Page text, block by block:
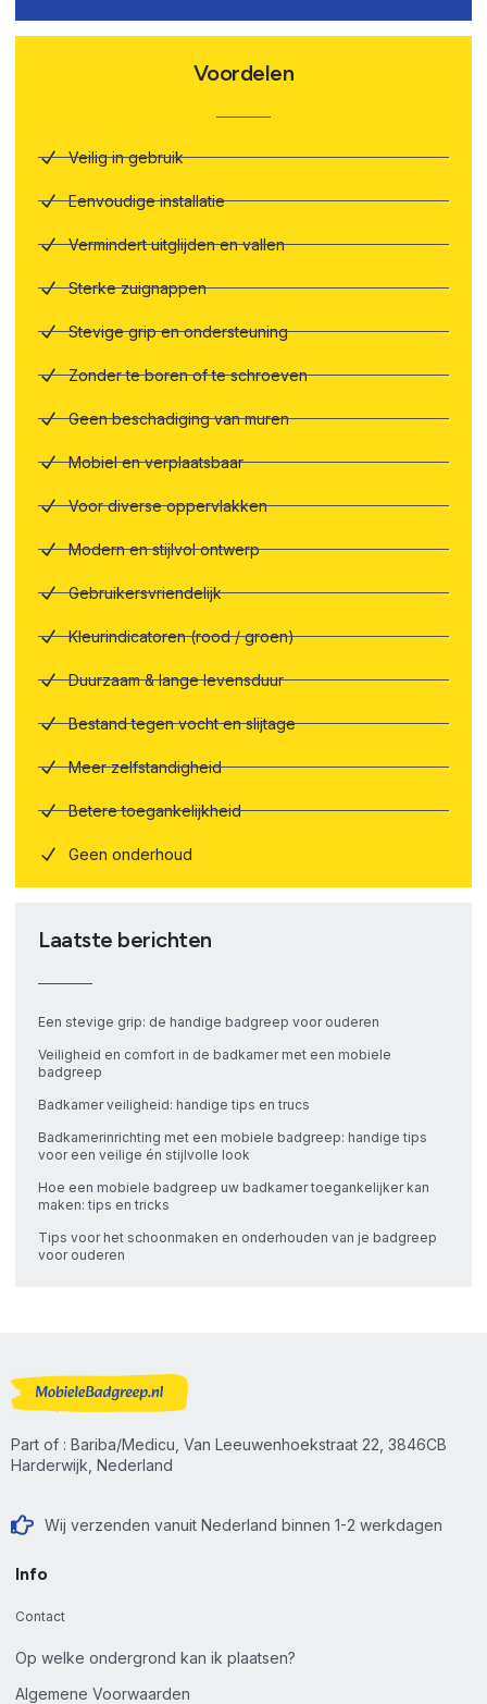
Voordelen
Veilig in gebruik
Eenvoudige installatie
Vermindert uitglijden en vallen
Sterke zuignappen
Stevige grip en ondersteuning
Zonder te boren of te schroeven
Geen beschadiging van muren
Mobiel en verplaatsbaar
Voor diverse oppervlakken
Modern en stijlvol ontwerp
Gebruikersvriendelijk
Kleurindicatoren (rood / groen)
Duurzaam & lange levensduur
Bestand tegen vocht en slijtage
Meer zelfstandigheid
Betere toegankelijkheid
Geen onderhoud
Laatste berichten
Een stevige grip: de handige badgreep voor ouderen
Veiligheid en comfort in de badkamer met een mobiele
badgreep
Badkamer veiligheid: handige tips en trucs
Badkamerinrichting met een mobiele badgreep: handige tips
voor een veilige én stijlvolle look
Hoe een mobiele badgreep uw badkamer toegankelijker kan
maken: tips en tricks
Tips voor het schoonmaken en onderhouden van je badgreep
voor ouderen
Part of : Bariba/Medicu, Van Leeuwenhoekstraat 22, 3846CB
Harderwijk, Nederland
Wij verzenden vanuit Nederland binnen 1-2 werkdagen
Info
Contact
Op welke ondergrond kan ik plaatsen?
Algemene Voorwaarden